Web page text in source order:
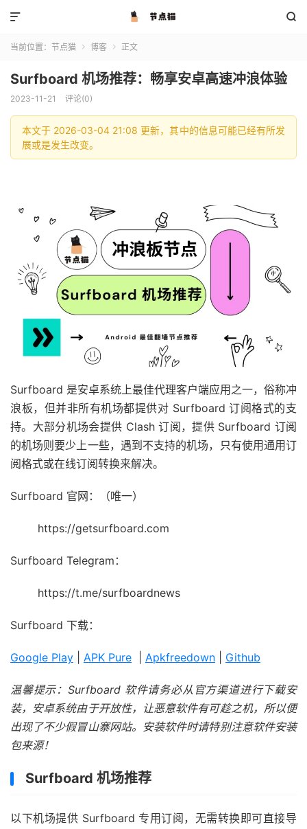


当前位置： 节点猫  博客  正文
Surfboard 机场推荐：畅享安卓高速冲浪体验
2023-11-21 评论(0)
本文于 2026-03-04 21:08 更新，其中的信息可能已经有所发
展或是发生改变。
Surfboard 是安卓系统上最佳代理客户端应用之一，俗称冲
浪板，但并非所有机场都提供对 Surfboard 订阅格式的支
持。大部分机场会提供 Clash 订阅，提供 Surfboard 订阅
的机场则要少上一些，遇到不支持的机场，只有使用通用订
阅格式或在线订阅转换来解决。
Surfboard 官网：（唯一）
https://getsurfboard.com
Surfboard Telegram：
https://t.me/surfboardnews
Surfboard 下载：
Google Play APK Pure Apkfreedown Github
温馨提示：Surfboard 软件请务必从官方渠道进行下载安
装，安卓系统由于开放性，让恶意软件有可趁之机，所以便
出现了不少假冒山寨网站。安装软件时请特别注意软件安装
包来源！
Surfboard 机场推荐
以下机场提供 Surfboard 专用订阅，无需转换即可直接导